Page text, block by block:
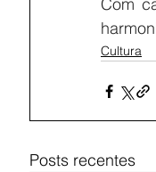
Com
Cultura
Posts recentes